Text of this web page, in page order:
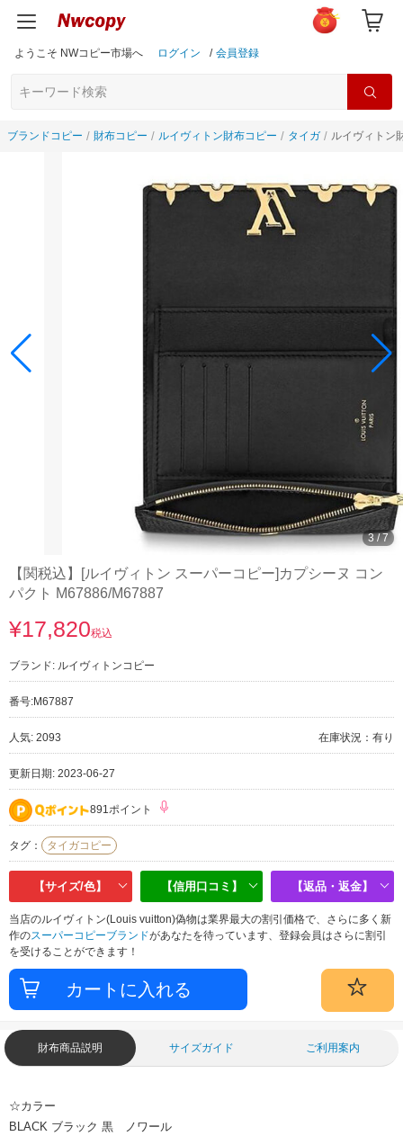
ようこそ NWコピー市場へ ログイン / 会員登録
ブランドコピー 財布コピー ルイヴィトン財布コピー タイガ ルイヴィトン
3/7
【関税込】[ルイヴィトン スーパーコピー]カプシーヌ コン
パクト M67886/M67887
¥17,820税込
ブランド: ルイヴィトンコピー
番号:M67887
人気: 2093 在庫状況：有り
更新日期: 2023-06-27
891ポイント
タグ： タイガコピー
【サイズ/色】 【信用口コミ】 【返品・返金】
当店のルイヴィトン(Louis vuitton)偽物は業界最大の割引価格で、さらに多く新
作のスーパーコピーブランドがあなたを待っています、登録会員はさらに割引
を受けることができます！
財布商品説明 サイズガイド ご利用案内
☆カラー
BLACK ブラック 黒 ノワール